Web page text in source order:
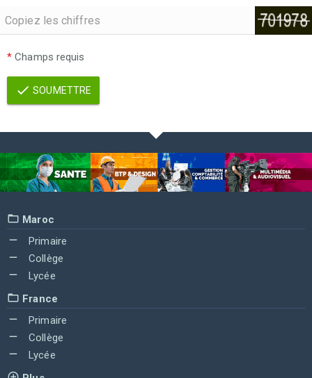
* Champs requis
SOUMETTRE
Maroc
Primaire
Collège
Lycée
France
Primaire
Collège
Lycée